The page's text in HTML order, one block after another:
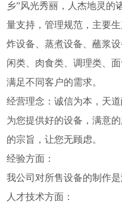
乡”风光秀丽，人杰地灵的
量支持，管理规范，主要
炸设备、蒸煮设备、蘸浆
闲类、肉食类、调理类、
满足不同客户的需求。
经营理念：诚信为本，天
为您提供好的设备，满意
的宗旨，让您无顾虑。
经验方面：
我公司对所售设备的制作
人才技术方面：